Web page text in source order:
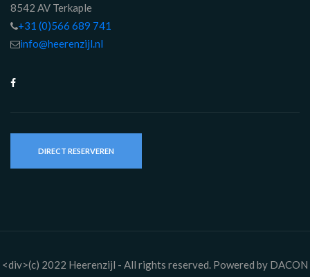
8542 AV Terkaple
+31 (0)566 689 741
info@heerenzijl.nl
DIRECT RESERVEREN
<div>(c) 2022 Heerenzijl - All rights reserved. Powered by DACON